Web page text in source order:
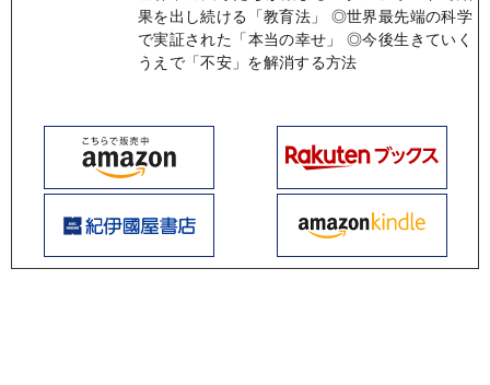
果を出し続ける「教育法」 ◎世界最先端の科学
で実証された「本当の幸せ」 ◎今後生きていく
うえで「不安」を解消する方法